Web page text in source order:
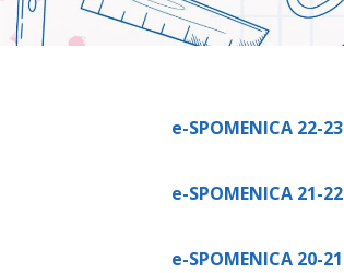
e-SPOMENICA 22-23
e-SPOMENICA 21-22
e-SPOMENICA 20-21